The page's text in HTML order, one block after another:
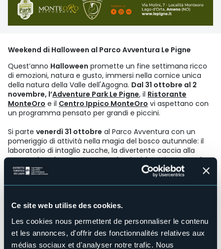
Ce site web utilise des cookies.
Les cookies nous permettent de personnaliser le contenu
et les annonces, d'offrir des fonctionnalités relatives aux
médias sociaux et d'analyser notre trafic. Nous
Weekend di Halloween al Parco Avventura Le Pigne
Quest’anno Halloween promette un fine settimana ricco
di emozioni, natura e gusto, immersi nella cornice unica
della natura della Valle dell'Agogna. Dal 31 ottobre al 2
novembre, l’Adventure Park Le Pigne, il Ristorante
MonteOro e il Centro Ippico MonteOro vi aspettano con
un programma pensato per grandi e piccini.
Si parte venerdì 31 ottobre al Parco Avventura con un
pomeriggio di attività nella magia del bosco autunnale: il
laboratorio di intaglio zucche, la divertente caccia alla
zucca e la golosa castagnata che riunirà tutti attorno al
profumo delle caldarroste.
Il divertimento continuasabato 1 novembrecon il giro sul
che potranno vivere l’atmosfera di Halloween a contatto
La giornata clou saràdomenica 2 novembre: al mattino si
terrà la Halloween Country Race, una gara goliardica